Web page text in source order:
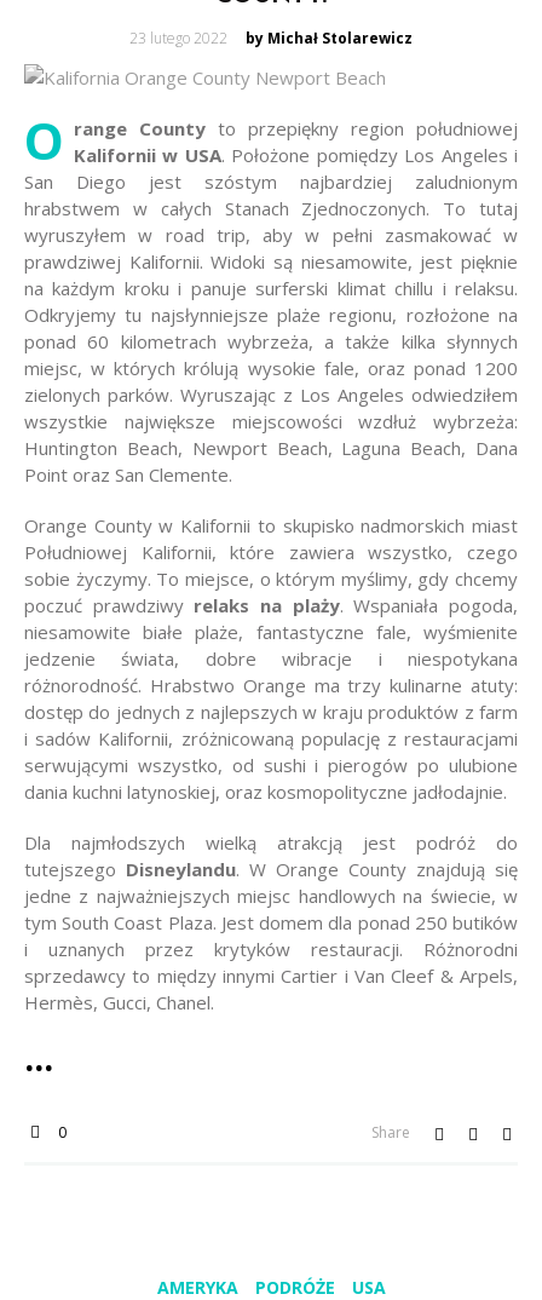
Posted
23 lutego 2022 by Michał Stolarewicz
O range County to przepiękny region południowej
Kalifornii w USA. Położone pomiędzy Los Angeles i
San Diego jest szóstym najbardziej zaludnionym
hrabstwem w całych Stanach Zjednoczonych. To tutaj
wyruszyłem w road trip, aby w pełni zasmakować w
prawdziwej Kalifornii. Widoki są niesamowite, jest pięknie
na każdym kroku i panuje surferski klimat chillu i relaksu.
Odkryjemy tu najsłynniejsze plaże regionu, rozłożone na
ponad 60 kilometrach wybrzeża, a także kilka słynnych
miejsc, w których królują wysokie fale, oraz ponad 1200
zielonych parków. Wyruszając z Los Angeles odwiedziłem
wszystkie największe miejscowości wzdłuż wybrzeża:
Huntington Beach, Newport Beach, Laguna Beach, Dana
Point oraz San Clemente.
Orange County w Kalifornii to skupisko nadmorskich miast
Południowej Kalifornii, które zawiera wszystko, czego
sobie życzymy. To miejsce, o którym myślimy, gdy chcemy
poczuć prawdziwy relaks na plaży. Wspaniała pogoda,
niesamowite białe plaże, fantastyczne fale, wyśmienite
jedzenie świata, dobre wibracje i niespotykana
różnorodność. Hrabstwo Orange ma trzy kulinarne atuty:
dostęp do jednych z najlepszych w kraju produktów z farm
i sadów Kalifornii, zróżnicowaną populację z restauracjami
serwującymi wszystko, od sushi i pierogów po ulubione
dania kuchni latynoskiej, oraz kosmopolityczne jadłodajnie.
Dla najmłodszych wielką atrakcją jest podróż do
tutejszego Disneylandu. W Orange County znajdują się
jedne z najważniejszych miejsc handlowych na świecie, w
tym South Coast Plaza. Jest domem dla ponad 250 butików
i uznanych przez krytyków restauracji. Różnorodni
sprzedawcy to między innymi Cartier i Van Cleef & Arpels,
Hermès, Gucci, Chanel.
0 Share
AMERYKA PODRÓŻE USA